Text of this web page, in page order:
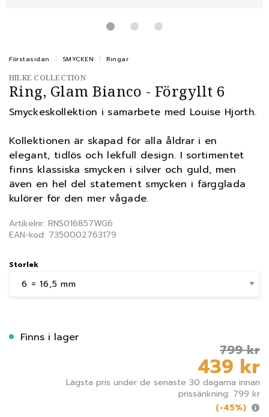
Förstasidan SMYCKEN Ringar
HILKE COLLECTION
Ring, Glam Bianco - Förgyllt 6
Smyckeskollektion i samarbete med Louise Hjorth.
Kollektionen är skapad för alla åldrar i en
elegant, tidlös och lekfull design. I sortimentet
finns klassiska smycken i silver och guld, men
även en hel del statement smycken i färgglada
kulörer för den mer vågade.
Artikelnr: RNS016857WG6
EAN-kod: 7350002763179
Storlek
Finns i lager
799 kr
439 kr
Lägsta pris under de senaste 30 dagarna innan
prissänkning: 799 kr
(-45%)